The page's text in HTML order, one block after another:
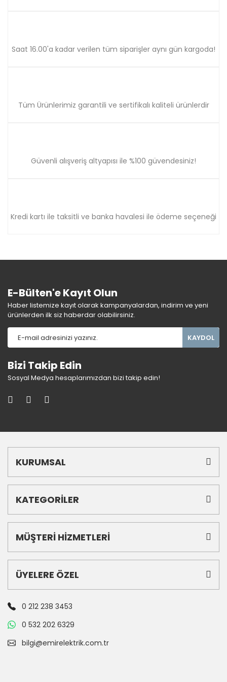
Gönder
Saat 16.00'a kadar verilen tüm siparişler aynı gün kargoda!
Tüm Ürünlerimiz garantili ve sertifikalı kaliteli ürünlerdir
Güvenli alışveriş altyapısı ile %100 güvendesiniz!
Kredi kartı ile taksitli ve banka havalesi ile ödeme seçeneği
E-Bülten'e Kayıt Olun
Haber listemize kayıt olarak kampanyalardan, indirim ve yeni
ürünlerden ilk siz haberdar olabilirsiniz.
KAYDOL
Bizi Takip Edin
Sosyal Medya hesaplarımızdan bizi takip edin!
KURUMSAL
KATEGORİLER
MÜŞTERİ HİZMETLERİ
ÜYELERE ÖZEL
0 212 238 3453
0 532 202 6329
bilgi@emirelektrik.com.tr